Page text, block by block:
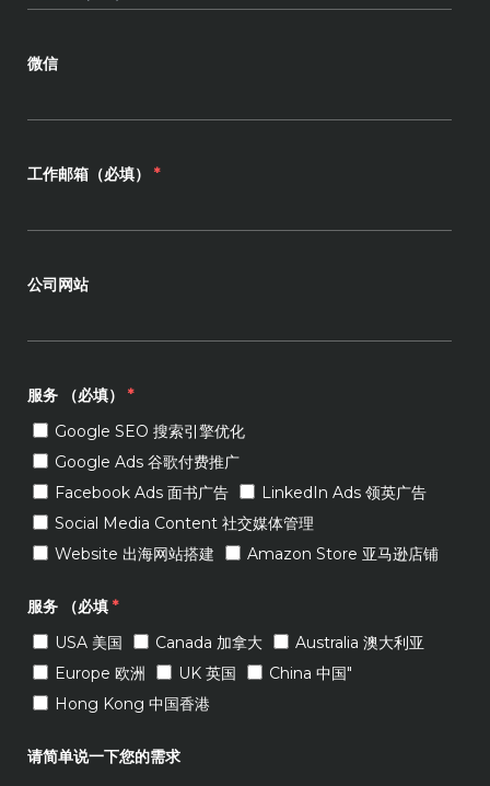
微信
工作邮箱（必填） *
公司网站
服务 （必填）
*
Google SEO 搜索引擎优化
Google Ads 谷歌付费推广
Facebook Ads 面书广告
LinkedIn Ads 领英广告
Social Media Content 社交媒体管理
Website 出海网站搭建
Amazon Store 亚马逊店铺
服务 （必填 *
USA 美国
Canada 加拿大
Australia 澳大利亚
Europe 欧洲
UK 英国
China 中国"
Hong Kong 中国香港
请简单说一下您的需求